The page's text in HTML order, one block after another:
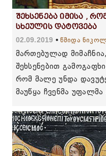
შეხსენება იმისა ,
სხეულის დატოვება
02.09.2019 წმიდა
მართებულად
შეხსენებით
რომ მალე უნდა
მაუწყა ჩვენმა